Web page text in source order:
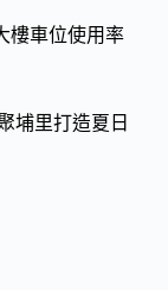
樓車位使用率
埔里打造夏日